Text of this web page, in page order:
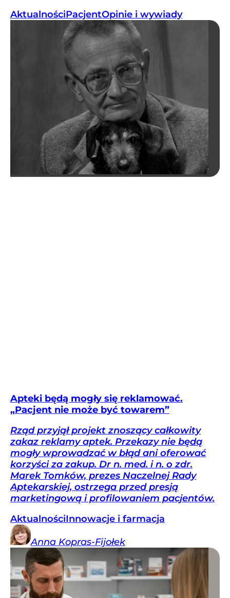
AktualnościPacjentOpinie i wywiady
Apteki będą mogły się reklamować.
„Pacjent nie może być towarem”
Rząd przyjął projekt znoszący całkowity
zakaz reklamy aptek. Przekazy nie będą
mogły wprowadzać w błąd ani oferować
korzyści za zakup. Dr n. med. i n. o zdr.
Marek Tomków, prezes Naczelnej Rady
Aptekarskiej, ostrzega przed presją
marketingową i profilowaniem pacjentów.
AktualnościInnowacje i farmacja
Anna Kopras-Fijołek